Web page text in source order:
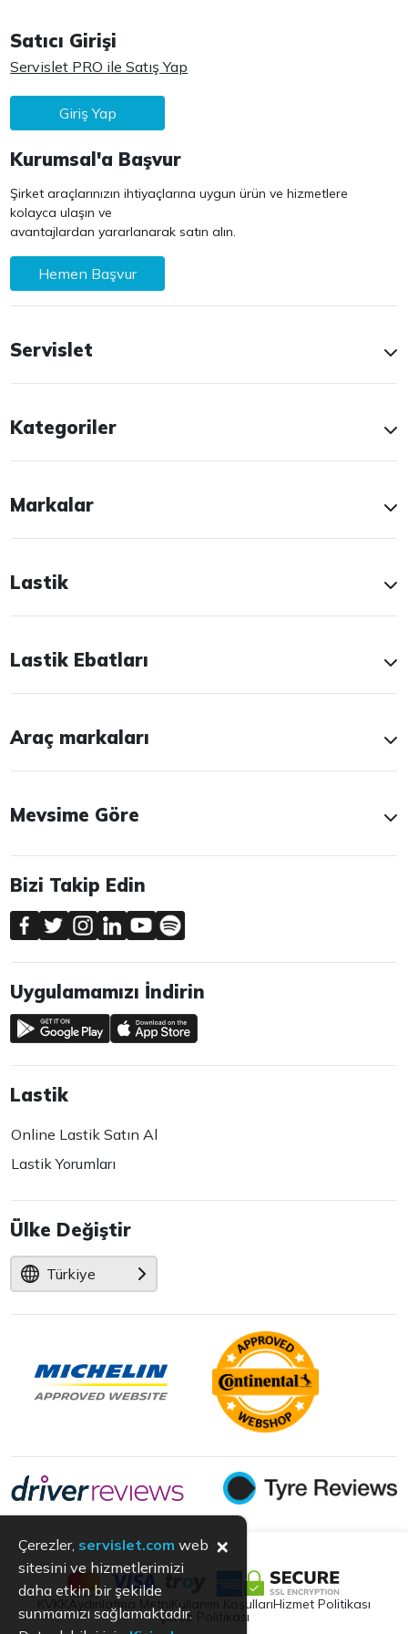
Satıcı Girişi
Servislet PRO ile Satış Yap
Giriş Yap
Kurumsal'a Başvur
Şirket araçlarınızın ihtiyaçlarına uygun ürün ve hizmetlere
kolayca ulaşın ve
avantajlardan yararlanarak satın alın.
Hemen Başvur
Servislet
Kategoriler
Markalar
Lastik
Lastik Ebatları
Araç markaları
Mevsime Göre
Bizi Takip Edin
Uygulamamızı İndirin
Lastik
Online Lastik Satın Al
Lastik Yorumları
Ülke Değiştir
Türkiye
Aydınlatma Metni Kullanım KoşullarıHizmet Politikası
Çerez Politikası
Çerezler, servislet.com web
sitesini ve hizmetlerimizi
daha etkin bir şekilde
sunmamızı sağlamaktadır.
×